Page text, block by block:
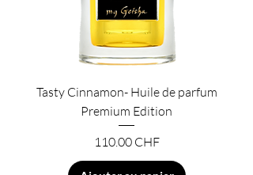
Tasty Cinnamon- Huile de parfum
Premium Edition
Prix
110.00 CHF